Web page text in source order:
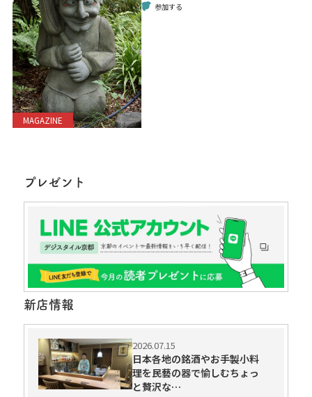
MAGAZINE
参加する
プレゼント
新店情報
2026.07.15
日本各地の銘酒やお手製小料
理を民藝の器で愉しむちょっ
と贅沢な…